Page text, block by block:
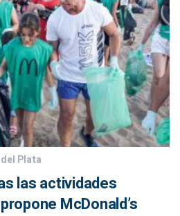
Plata
las actividades
McDonald’s